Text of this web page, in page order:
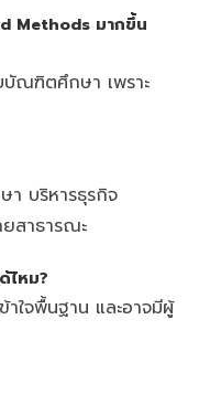
Methods มากขึ้น
บัณฑิตศึกษา เพราะ
า บริหารธุรกิจ
สาธารณะ
ไหม?
ใจพื้นฐาน และอาจมีผู้